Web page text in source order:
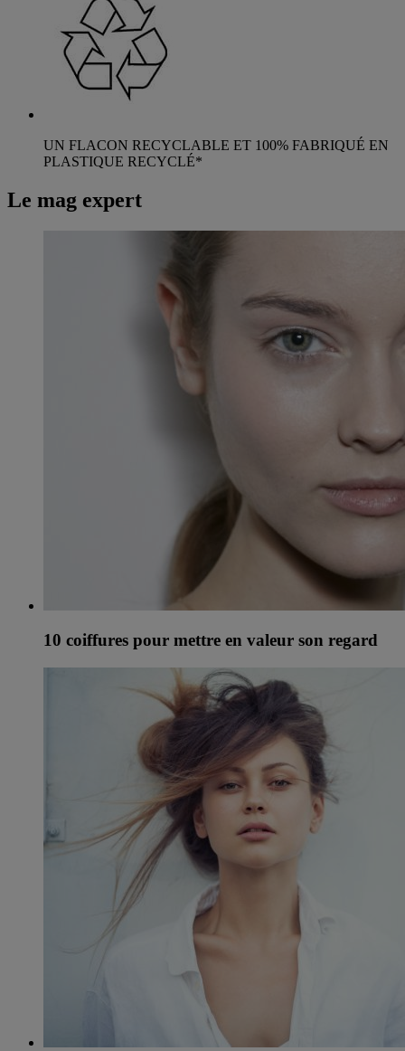
UN FLACON RECYCLABLE ET 100% FABRIQUÉ EN
PLASTIQUE RECYCLÉ*
Le mag expert
10 coiffures pour mettre en valeur son regard